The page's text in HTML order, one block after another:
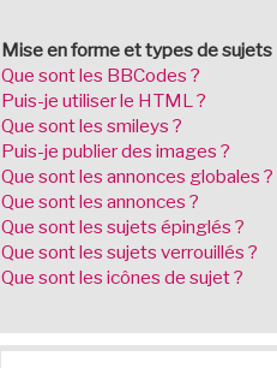
Mise en forme et types de sujets
Que sont les BBCodes ?
Puis-je utiliser le HTML ?
Que sont les smileys ?
Puis-je publier des images ?
Que sont les annonces globales ?
Que sont les annonces ?
Que sont les sujets épinglés ?
Que sont les sujets verrouillés ?
Que sont les icônes de sujet ?